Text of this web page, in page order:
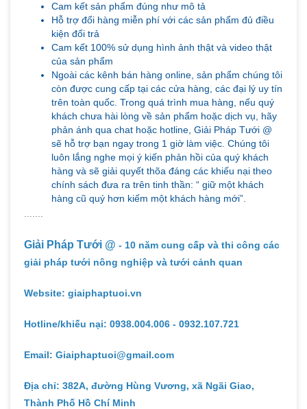
Cam kết sản phẩm đúng như mô tả
Hỗ trợ đổi hàng miễn phí với các sản phẩm đủ điều
kiện đổi trả
Cam kết 100% sử dụng hình ảnh thật và video thật
của sản phẩm
Ngoài các kênh bán hàng online, sản phẩm chúng tôi
còn được cung cấp tại các cửa hàng, các đại lý uy tín
trên toàn quốc. Trong quá trình mua hàng, nếu quý
khách chưa hài lòng về sản phẩm hoặc dịch vụ, hãy
phản ánh qua chat hoặc hotline, Giải Pháp Tưới @
sẽ hỗ trợ bạn ngay trong 1 giờ làm việc. Chúng tôi
luôn lắng nghe mọi ý kiến phản hồi của quý khách
hàng và sẽ giải quyết thõa đáng các khiếu nại theo
chính sách đưa ra trên tinh thần: “ giữ một khách
hàng cũ quý hơn kiếm một khách hàng mới”.
Giải Pháp Tưới @ - 10 năm cung cấp và thi công các
giải pháp tưới nông nghiệp và tưới cảnh quan
Website: giaiphaptuoi.vn
Hotline/khiếu nại: 0938.004.006 - 0932.107.721
Email: Giaiphaptuoi@gmail.com
Địa chỉ: 382A, đường Hùng Vương, xã Ngãi Giao,
Thành Phố Hồ Chí Minh